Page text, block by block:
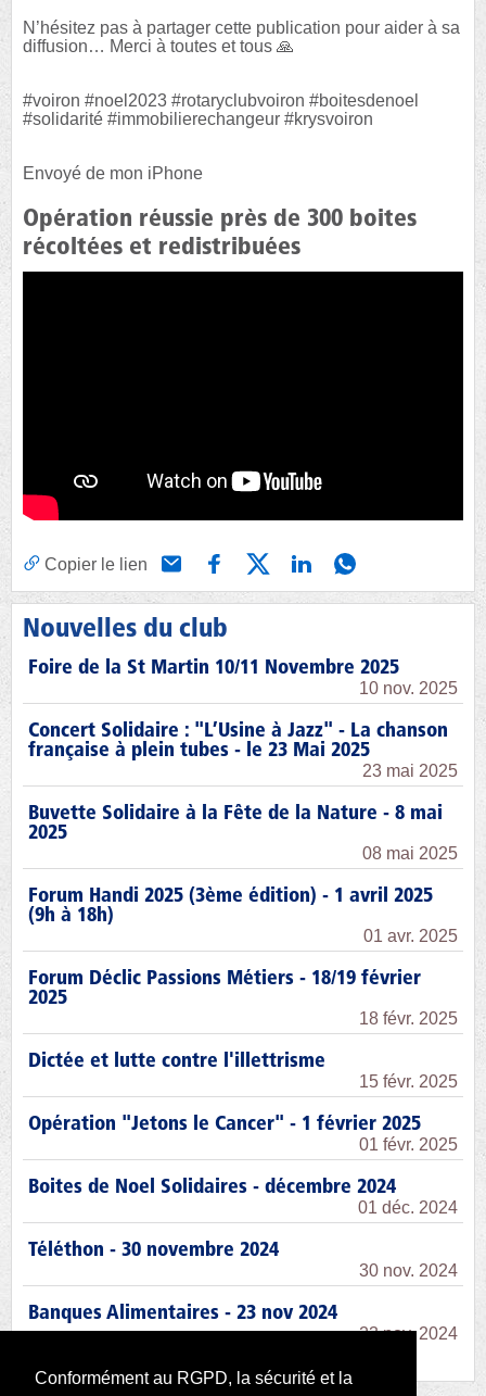
Conformément au RGPD, la sécurité et la
N’hésitez pas à partager cette publication pour aider à sa
diffusion… Merci à toutes et tous 🙏
#voiron #noel2023 #rotaryclubvoiron #boitesdenoel
#solidarité #immobilierechangeur #krysvoiron
Envoyé de mon iPhone
Opération réussie près de 300 boites
récoltées et redistribuées
Copier le lien
Nouvelles du club
Foire de la St Martin 10/11 Novembre 2025
10 nov. 2025
Concert Solidaire : "L’Usine à Jazz" - La chanson
française à plein tubes - le 23 Mai 2025
23 mai 2025
Buvette Solidaire à la Fête de la Nature - 8 mai
2025
08 mai 2025
Forum Handi 2025 (3ème édition) - 1 avril 2025
(9h à 18h)
01 avr. 2025
Forum Déclic Passions Métiers - 18/19 février
2025
18 févr. 2025
Dictée et lutte contre l'illettrisme
15 févr. 2025
Opération "Jetons le Cancer" - 1 février 2025
01 févr. 2025
Boites de Noel Solidaires - décembre 2024
01 déc. 2024
Téléthon - 30 novembre 2024
30 nov. 2024
Banques Alimentaires - 23 nov 2024
23 nov. 2024